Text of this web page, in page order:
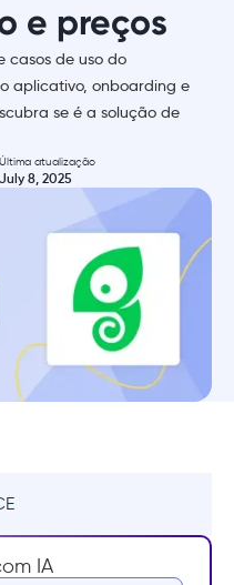
e preços
casos de uso do
aplicativo, onboarding e
se é a solução de
Última atualização
8, 2025
IA